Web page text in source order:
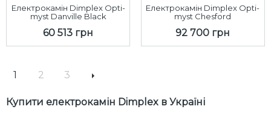
Електрокамін Dimplex Opti-
myst Danville Black
60 513 грн
Електрокамін Dimplex Opti-
myst Chesford
92 700 грн
1 2 3
Купити електрокамін Dimplex в Україні